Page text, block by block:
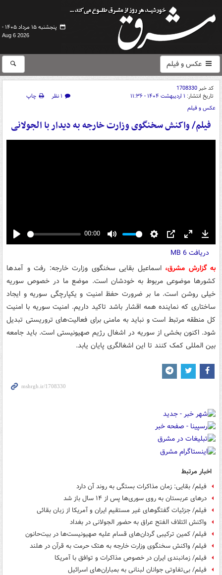
پنجشنبه ۱۵ مرداد ۱۴۰۵ -
Aug 6 2026
عکس و فیلم
کد خبر1708330
تاریخ انتشار: ۱ اردیبهشت ۱۴۰۴ - ۱۱:۳۶ ۱ نظر
چاپ
عکس و فیلم
فیلم/ واکنش سخنگوی وزارت خارجه به دیدار با الجولانی
Play
00:00
Mute Settings
PIP Enter
fullscreen
دریافت6 MB
به گزارش مشرق، اسماعیل بقایی سخنگوی وزارت خارجه: رفت و آمدها
کشورها موضوعی مربوط به خودشان است. موضع ما در خصوص سوریه
خیلی روشن است. ما بر ضرورت حفظ امنیت و یکپارچگی سوریه و ایجاد
ساختاری که نماینده همه اقشار باشد تاکید داریم. امنیت سوریه با امنیت
کل منطقه مرتبط است و نباید به مامنی برای فعالیت‌های تروریستی تبدیل
شود. اکنون بخشی از سوریه در اشغال رژیم صهیونیستی است. باید جامعه
بین المللی کمک کنند تا این اشغالگری پایان یابد.
اخبار مرتبط
فیلم/ بقایی: زمان مذاکرات بستگی به روند آن دارد
درهای عربستان به روی سوری‌ها پس از ۱۴ سال باز شد
فیلم/ جزئیات گفتگوهای غیر مستقیم ایران و آمریکا از زبان بقائی
واکنش ائتلاف الفتح عراق به حضور الجولانی در بغداد
فیلم/ کمین ترکیبی گردان‌های قسام علیه صهیونیست‌ها در بیت‌حانون
فیلم/ واکنش سخنگوی وزارت خارجه به هتک حرمت به قرآن در هلند
فیلم/ زمانبندی ایران در خصوص مذاکرات و توافق با آمریکا
فیلم/ بی‌تفاوتی جوانان لبنانی به بمباران‌های اسرائیل